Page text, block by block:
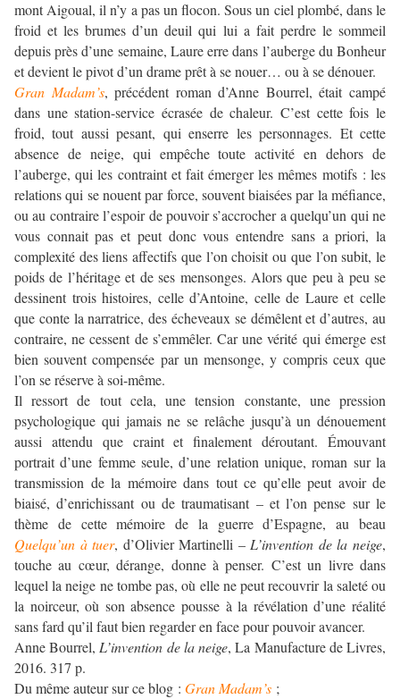
mont Aigoual, il n’y a pas un flocon. Sous un ciel plombé, dans le
froid et les brumes d’un deuil qui lui a fait perdre le sommeil
depuis près d’une semaine, Laure erre dans l’auberge du Bonheur
et devient le pivot d’un drame prêt à se nouer… ou à se dénouer.
Gran Madam’s, précédent roman d’Anne Bourrel, était campé
dans une station-service écrasée de chaleur. C’est cette fois le
froid, tout aussi pesant, qui enserre les personnages. Et cette
absence de neige, qui empêche toute activité en dehors de
l’auberge, qui les contraint et fait émerger les mêmes motifs : les
relations qui se nouent par force, souvent biaisées par la méfiance,
ou au contraire l’espoir de pouvoir s’accrocher a quelqu’un qui ne
vous connait pas et peut donc vous entendre sans a priori, la
complexité des liens affectifs que l’on choisit ou que l’on subit, le
poids de l’héritage et de ses mensonges. Alors que peu à peu se
dessinent trois histoires, celle d’Antoine, celle de Laure et celle
que conte la narratrice, des écheveaux se démêlent et d’autres, au
contraire, ne cessent de s’emmêler. Car une vérité qui émerge est
bien souvent compensée par un mensonge, y compris ceux que
l’on se réserve à soi-même.
Il ressort de tout cela, une tension constante, une pression
psychologique qui jamais ne se relâche jusqu’à un dénouement
aussi attendu que craint et finalement déroutant. Émouvant
portrait d’une femme seule, d’une relation unique, roman sur la
transmission de la mémoire dans tout ce qu’elle peut avoir de
biaisé, d’enrichissant ou de traumatisant – et l’on pense sur le
thème de cette mémoire de la guerre d’Espagne, au beau
Quelqu’un à tuer, d’Olivier Martinelli – L’invention de la neige,
touche au cœur, dérange, donne à penser. C’est un livre dans
lequel la neige ne tombe pas, où elle ne peut recouvrir la saleté ou
la noirceur, où son absence pousse à la révélation d’une réalité
sans fard qu’il faut bien regarder en face pour pouvoir avancer.
Anne Bourrel, L’invention de la neige, La Manufacture de Livres,
2016. 317 p.
Du même auteur sur ce blog : Gran Madam’s ;